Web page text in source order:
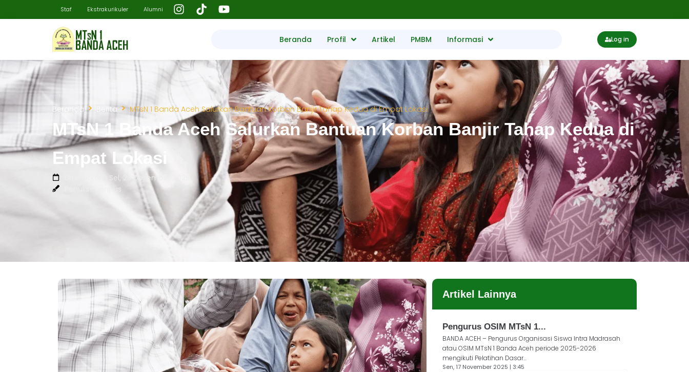
Staf Ekstrakurikuler Alumni
Beranda Profil Artikel PMBM Informasi Log in
Beranda Berita MTsN 1 Banda Aceh Salurkan Bantuan Korban Banjir Tahap Kedua di Empat Lokasi
MTsN 1 Banda Aceh Salurkan Bantuan Korban Banjir Tahap Kedua di
Empat Lokasi
Diterbitkan : Sel, 23 Desember 2025
Penulis : genpus
Artikel Lainnya
Pengurus OSIM MTsN 1...
BANDA ACEH – Pengurus Organisasi Siswa Intra Madrasah
atau OSIM MTsN 1 Banda Aceh periode 2025-2026
mengikuti Pelatihan Dasar...
Sen, 17 November 2025 | 3:45